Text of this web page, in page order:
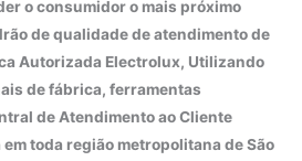
o consumidor o mais próximo
de qualidade de atendimento de
Autorizada Electrolux, Utilizando
de fábrica, ferramentas
de Atendimento ao Cliente
toda região metropolitana de São